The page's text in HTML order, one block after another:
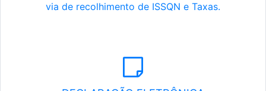
via de recolhimento de ISSQN e Taxas.